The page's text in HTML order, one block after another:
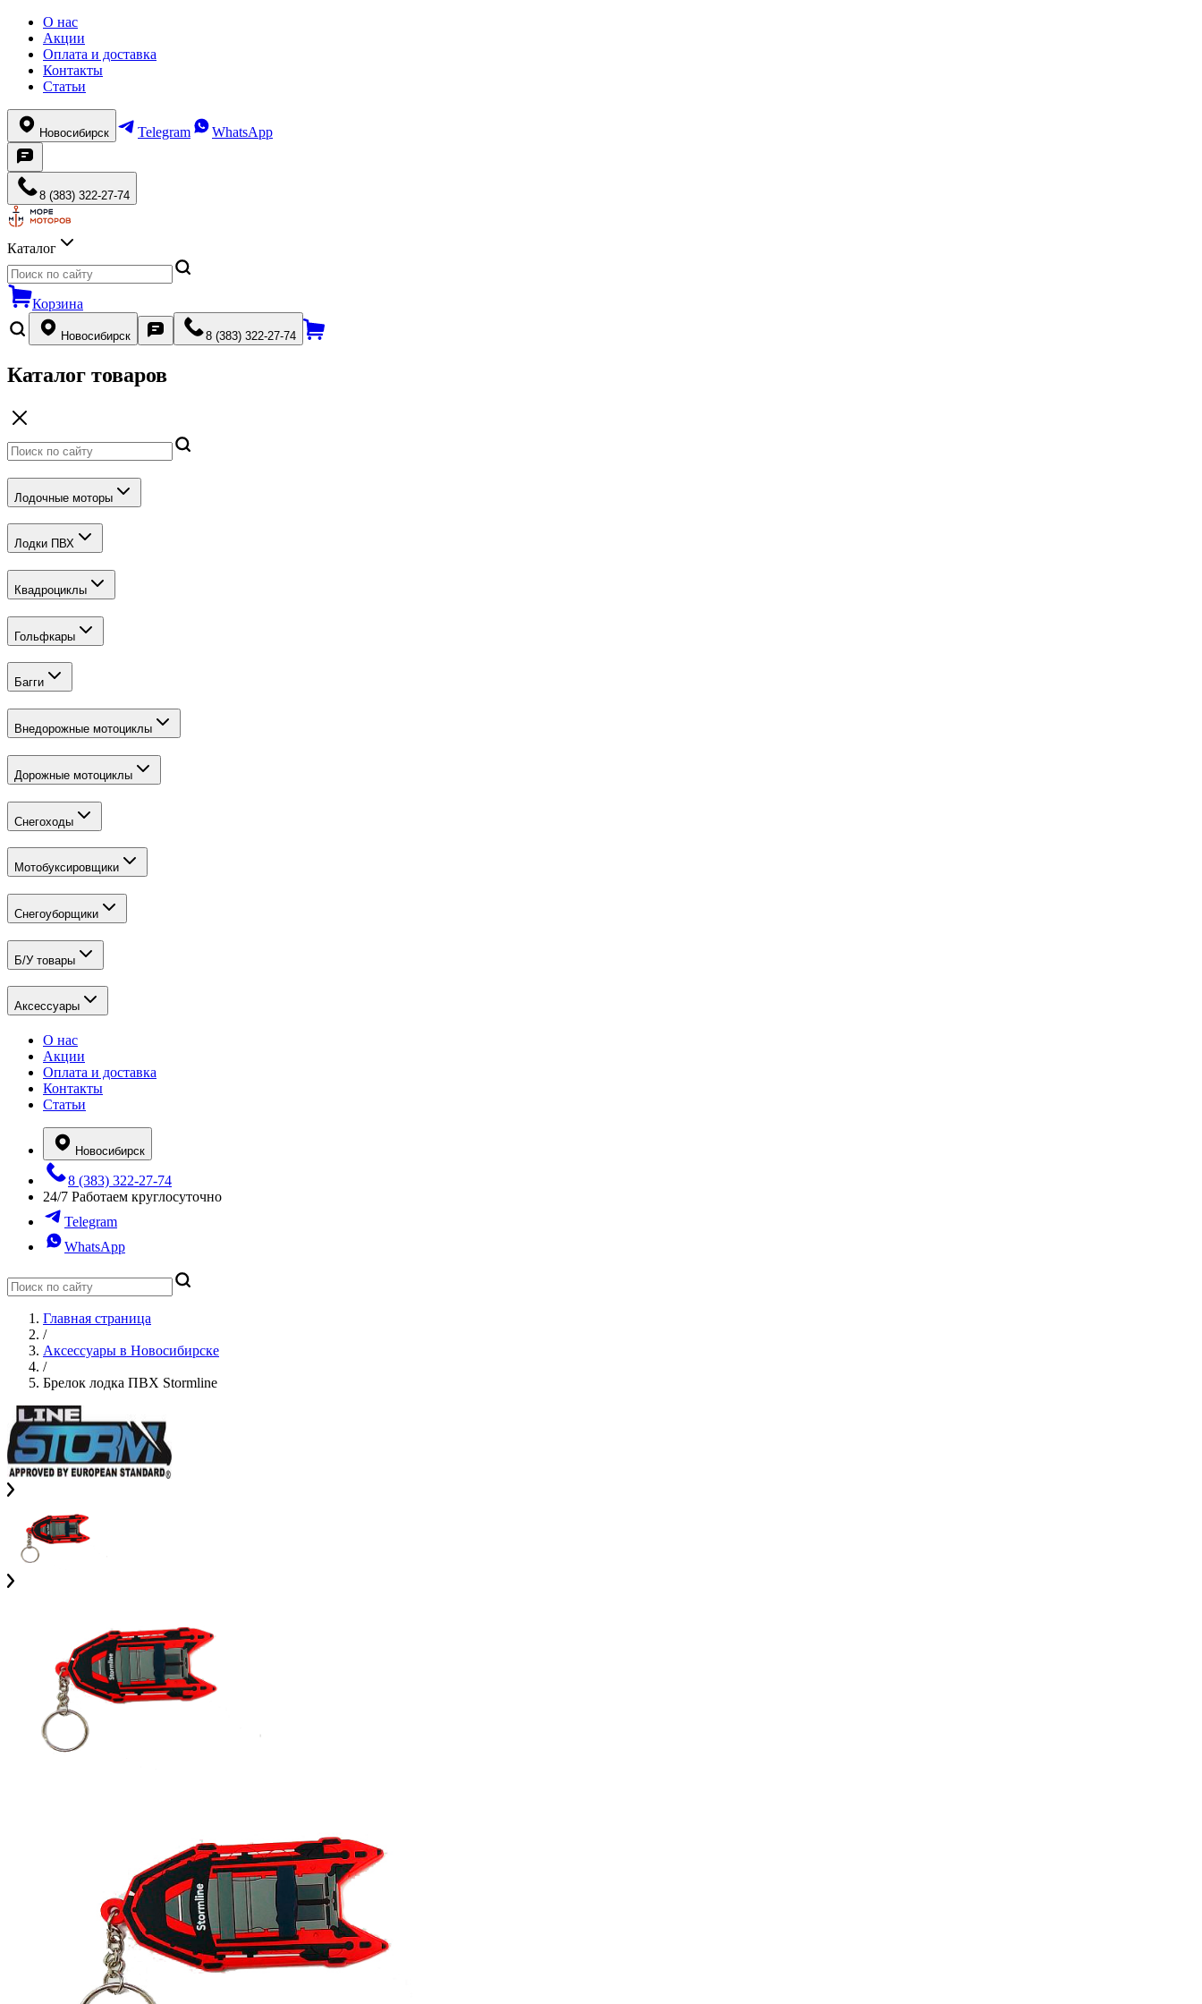
О нас
Акции
Оплата и доставка
Контакты
Статьи
Новосибирск Telegram WhatsApp
8 (383) 322-27-74
Каталог
Корзина
Новосибирск 8 (383) 322-27-74
Каталог товаров
Лодочные моторы
Лодки ПВХ
Квадроциклы
Гольфкары
Багги
Внедорожные мотоциклы
Дорожные мотоциклы
Снегоходы
Мотобуксировщики
Снегоуборщики
Б/У товары
Аксессуары
О нас
Акции
Оплата и доставка
Контакты
Статьи
Новосибирск
8 (383) 322-27-74
24/7 Работаем круглосуточно
Telegram
WhatsApp
Главная страница
/
Аксессуары в Новосибирске
/
Брелок лодка ПВХ Stormline